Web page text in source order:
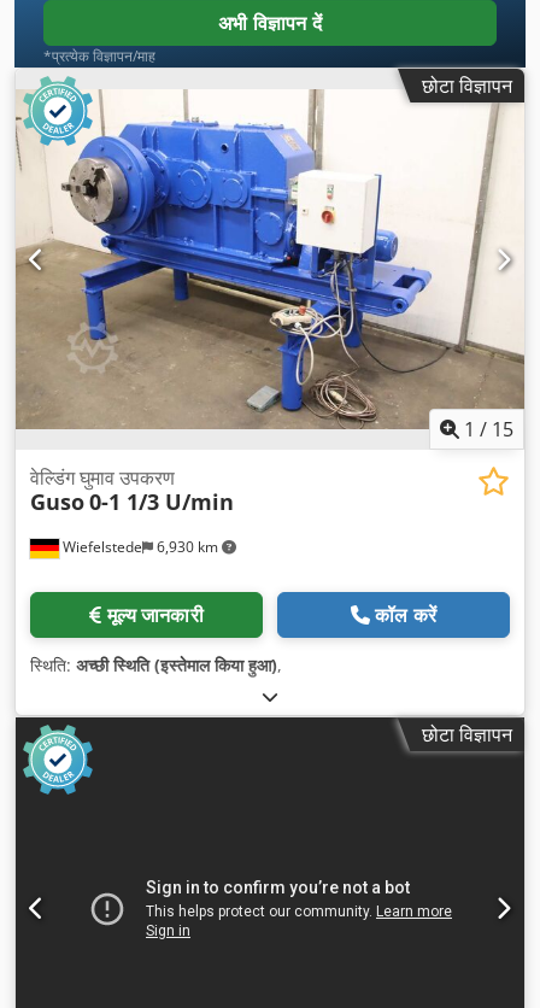
अभी विज्ञापन दें
*प्रत्येक विज्ञापन/माह
छोटा विज्ञापन
1 / 15
Wiefelstede 6,930 km
वेल्डिंग घुमाव उपकरण
Guso0-1 1/3 U/min
मूल्य जानकारी कॉल करें
स्थिति: अच्छी स्थिति (इस्तेमाल किया हुआ),
छोटा विज्ञापन